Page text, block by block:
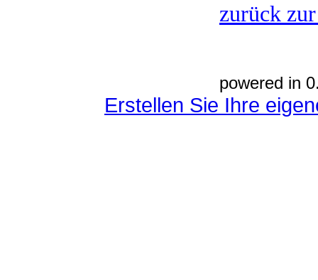
zurück
powered in
Erstellen Sie Ihre